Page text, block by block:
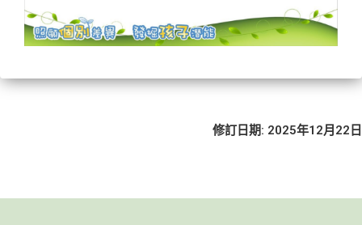
修訂日期: 2025年12月22日